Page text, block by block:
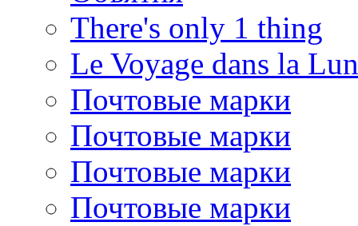
There's only 1 thing
Le Voyage dans la
Почтовые марки
Почтовые марки
Почтовые марки
Почтовые марки